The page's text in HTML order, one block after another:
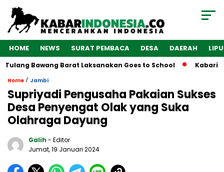
HOME NEWS SURAT PEMBACA DESA DAERAH
Bawang Barat Laksanakan Goes to School
Home / Jambi
Supriyadi Pengusaha Pakaian Sukses
Desa Penyengat Olak yang Suka
Olahraga Dayung
Galih - Editor
Jumat, 19 Januari 2024